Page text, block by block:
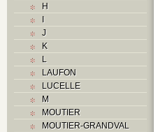
H
I
J
K
L
LAUFON
LUCELLE
M
MOUTIER
MOUTIER-GRANDVAL